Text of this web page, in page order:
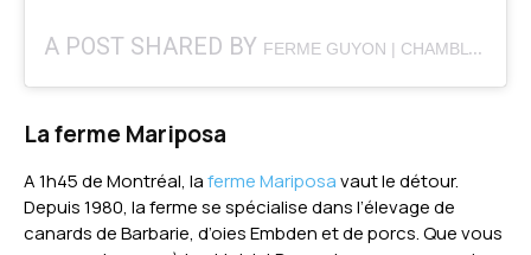
A POST SHARED BY FERME GUYON | CHAMBLY
La ferme Mariposa
A 1h45 de Montréal, laferme Mariposavaut le détour.
Depuis 1980, la ferme se spécialise dans l’élevage de
canards de Barbarie, d’oies Embden et de porcs. Que vous